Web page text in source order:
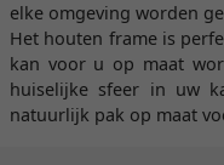
elke omgeving worden
Het houten frame is
kan voor u op maat
huiselijke sfeer in uw
natuurlijk pak op maat